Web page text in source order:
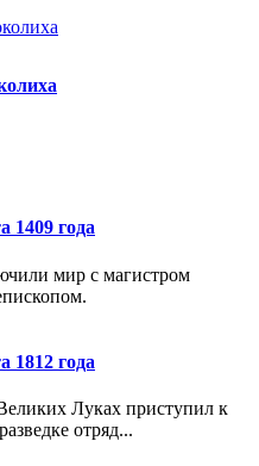
1409 года
мир с магистром
1812 года
Луках приступил к
отряд...